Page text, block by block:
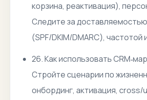
корзина, реактивация),
Следите за доставляемостью
(SPF/DKIM/DMARC),
26. Как использовать
Стройте сценарии по
онбординг, активация, cross/